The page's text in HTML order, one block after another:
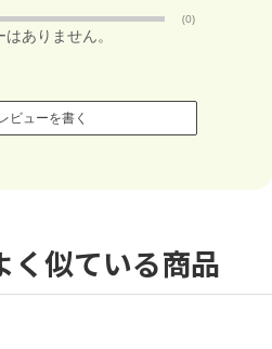
(0)
ありません。
ビューを書く
く似ている商品